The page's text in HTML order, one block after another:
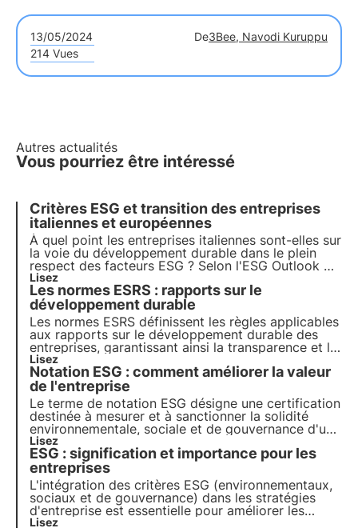
13/05/2024 De3Bee, Navodi Kuruppu
214 Vues
Autres actualités
Vous pourriez être intéressé
Critères ESG et transition des entreprises
italiennes et européennes
À quel point les entreprises italiennes sont-elles sur
la voie du développement durable dans le plein
respect des facteurs ESG ? Selon l'ESG Outlook du
CRIF, l'Italie est dans la bonne direction, mais la
transition vers les objectifs de protection de la
biodiversité de l'Agenda 2030 est encore loin.
Lisez
Les normes ESRS : rapports sur le
développement durable
Les normes ESRS définissent les règles applicables
aux rapports sur le développement durable des
entreprises, garantissant ainsi la transparence et la
conformité réglementaire sur tous les aspects ESG.
Découvrez dans cet article ce qu'elles sont et
comment elles fonctionnent.
Lisez
Notation ESG : comment améliorer la valeur
de l'entreprise
Le terme de notation ESG désigne une certification
destinée à mesurer et à sanctionner la solidité
environnementale, sociale et de gouvernance d'une
entreprise. Dans cet article, nous verrons comment
calculer la notation et comment améliorer la
notation ESG.
Lisez
ESG : signification et importance pour les
entreprises
L'intégration des critères ESG (environnementaux,
sociaux et de gouvernance) dans les stratégies
d'entreprise est essentielle pour améliorer les
performances. Dans cet article, nous nous
Lisez